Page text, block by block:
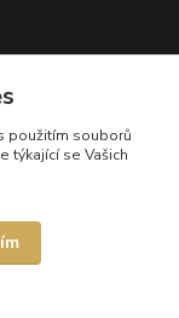
použitím souborů
týkající se Vašich